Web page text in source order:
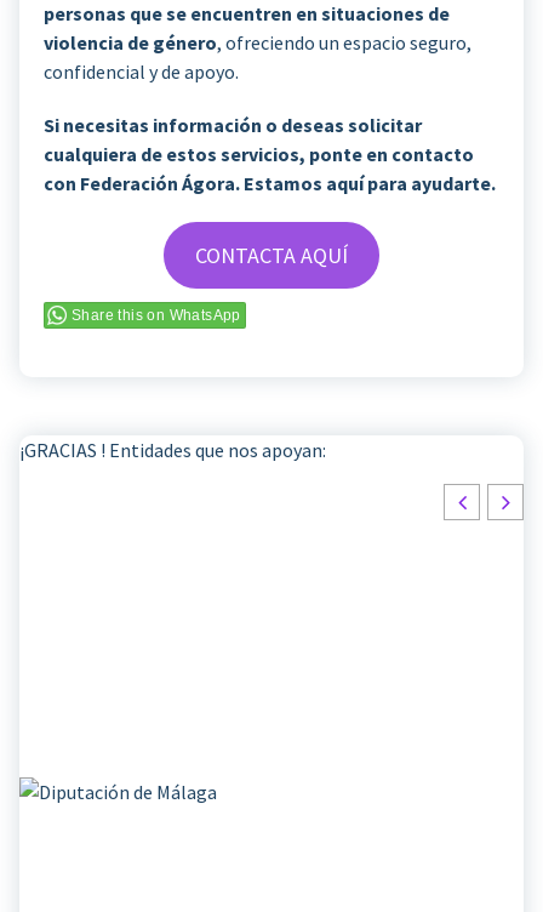
personas que se encuentren en situaciones de
violencia de género, ofreciendo un espacio seguro,
confidencial y de apoyo.
Si necesitas información o deseas solicitar
cualquiera de estos servicios, ponte en contacto
con Federación Ágora. Estamos aquí para ayudarte.
CONTACTA AQUÍ
Share this on WhatsApp
¡GRACIAS ! Entidades que nos apoyan: